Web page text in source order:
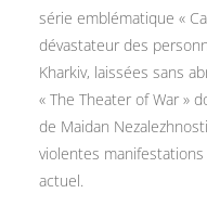
série emblématique «
dévastateur des
Kharkiv, laissées sans
« The Theater of War »
de Maidan
violentes
actuel.